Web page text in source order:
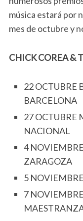
música estará por
mes de octubre y
CHICK COREA &
22 OCTUBRE
BARCELONA
27 OCTUBRE
NACIONAL
4
ZARAGOZA
5
7